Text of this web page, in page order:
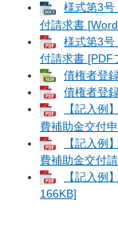
様式第3
付請求書
様式第3
付請求書 [PDF
債権者登
債権者登
【記入例
費補助金交付
【記入例
費補助金交付
【記入例
166KB]